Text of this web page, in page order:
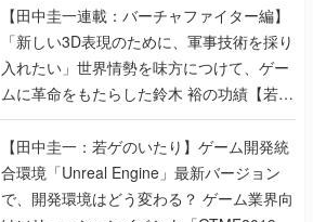
【田中圭一連載：バーチャファイター編】
「新しい3D表現のために、軍事技術を採り
入れたい」世界情勢を味方につけて、ゲー
ムに革命をもたらした鈴木 裕の功績【若ゲ
のいたり】
【田中圭一：若ゲのいたり】ゲーム開発統
合環境「Unreal Engine」最新バージョン
で、開発環境はどう変わる？ ゲーム業界向